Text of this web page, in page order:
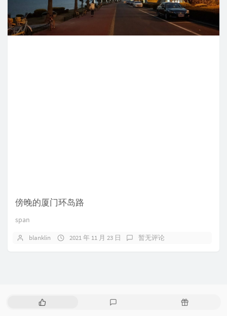
傍晚的厦门环岛路
span
blanklin 2021 年 11 月 23 日 暂无评论
热
随